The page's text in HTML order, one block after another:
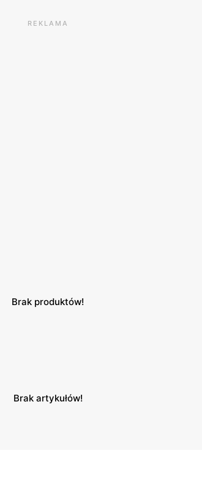
REKLAMA
Brak produktów!
Brak artykułów!